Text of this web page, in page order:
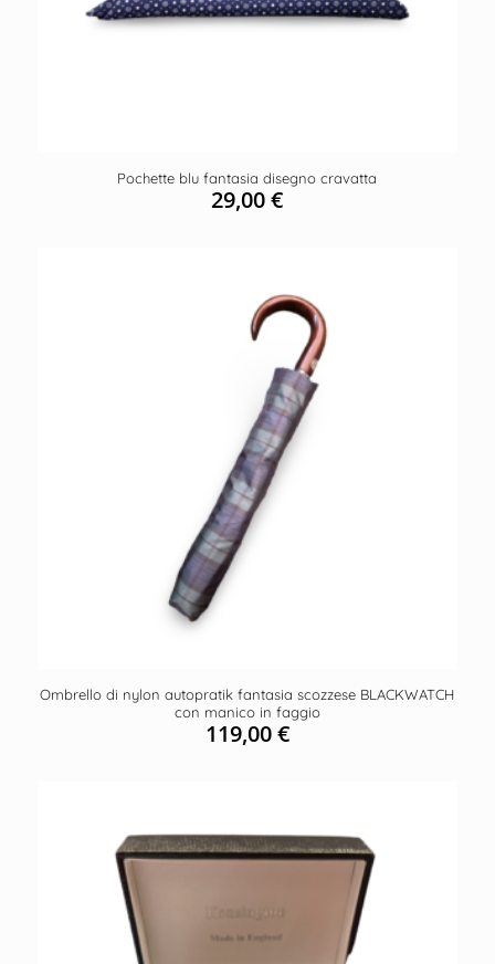
Pochette blu fantasia disegno cravatta
29,00€
Ombrello di nylon autopratik fantasia scozzese BLACKWATCH
con manico in faggio
119,00€